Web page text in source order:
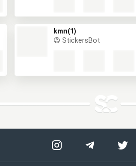
kmn(1)
StickersBot